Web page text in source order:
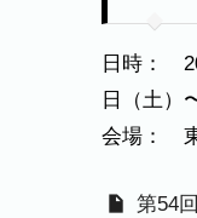
日時：
日（土）
会場：
第54